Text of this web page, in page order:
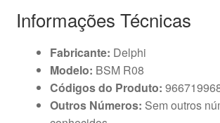
Informações Técnicas
Fabricante: Delphi
Modelo: BSM R08
Códigos do Produto:
Outros Números: Sem outros